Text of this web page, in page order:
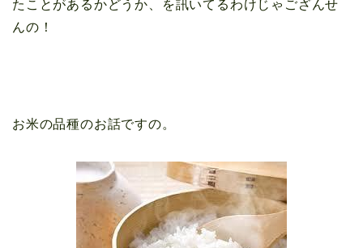
たことがあるかどうか、を訊いてるわけじゃござんせ
んの！
お米の品種のお話ですの。